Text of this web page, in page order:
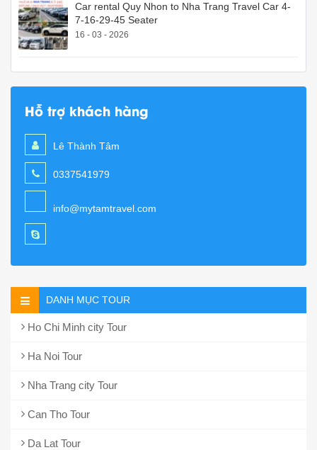
Car rental Quy Nhon to Nha Trang Travel Car 4-
7-16-29-45 Seater
16 - 03 - 2026
Hỗ trợ khách hàng
Lê Thành Tâm
0337541979
info@mytamtravel.com
DANH MỤC TOUR
Ho Chi Minh city Tour
Ha Noi Tour
Nha Trang city Tour
Can Tho Tour
Da Lat Tour